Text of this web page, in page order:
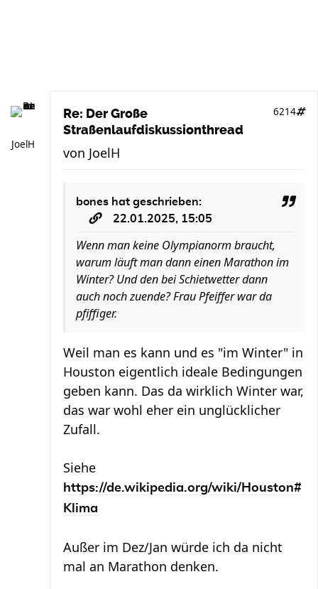
JoelH
Re: Der Große
Straßenlaufdiskussionthread
6214
von JoelH
bones hat geschrieben:
22.01.2025, 15:05
Wenn man keine Olympianorm braucht,
warum läuft man dann einen Marathon im
Winter? Und den bei Schietwetter dann
auch noch zuende? Frau Pfeiffer war da
pfiffiger.
Weil man es kann und es "im Winter" in
Houston eigentlich ideale Bedingungen
geben kann. Das da wirklich Winter war,
das war wohl eher ein unglücklicher
Zufall.
Siehe
https://de.wikipedia.org/wiki/Houston#
Klima
Außer im Dez/Jan würde ich da nicht
mal an Marathon denken.